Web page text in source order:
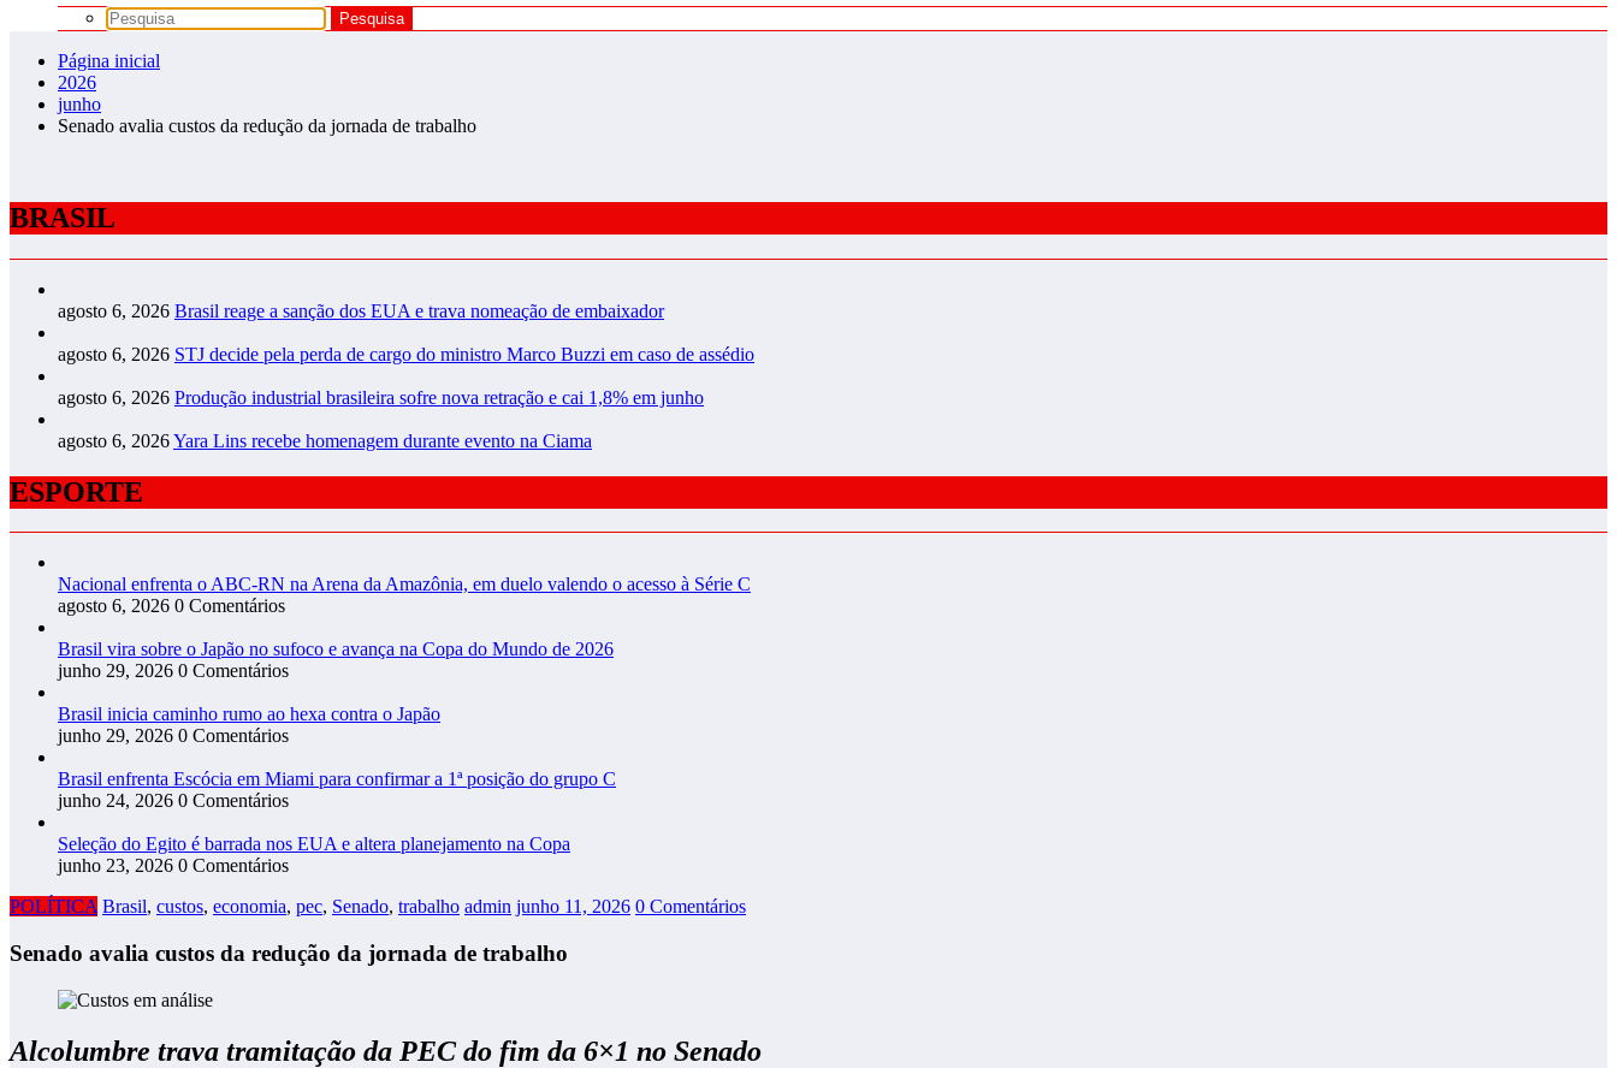
Página inicial
2026
junho
Senado avalia custos da redução da jornada de trabalho
BRASIL
agosto 6, 2026 Brasil reage a sanção dos EUA e trava nomeação de embaixador
agosto 6, 2026 STJ decide pela perda de cargo do ministro Marco Buzzi em caso de assédio
agosto 6, 2026 Produção industrial brasileira sofre nova retração e cai 1,8% em junho
agosto 6, 2026Yara Lins recebe homenagem durante evento na Ciama
ESPORTE
Nacional enfrenta o ABC-RN na Arena da Amazônia, em duelo valendo o acesso à Série C
agosto 6, 2026 0 Comentários
Brasil vira sobre o Japão no sufoco e avança na Copa do Mundo de 2026
junho 29, 2026 0 Comentários
Brasil inicia caminho rumo ao hexa contra o Japão
junho 29, 2026 0 Comentários
Brasil enfrenta Escócia em Miami para confirmar a 1ª posição do grupo C
junho 24, 2026 0 Comentários
Seleção do Egito é barrada nos EUA e altera planejamento na Copa
junho 23, 2026 0 Comentários
POLÍTICA Brasil, custos, economia, pec, Senado, trabalho admin junho 11, 2026 0 Comentários
Senado avalia custos da redução da jornada de trabalho
Alcolumbre trava tramitação da PEC do fim da 6×1 no Senado